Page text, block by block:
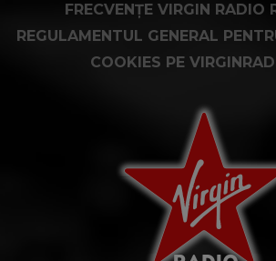
FRECVENȚE VIRGIN RADIO
REGULAMENTUL GENERAL
COOKIES PE